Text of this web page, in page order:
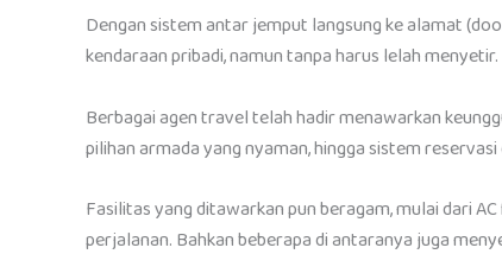
Dengan sistem antar jemput langsung ke alamat
kendaraan pribadi, namun tanpa harus lelah menyetir.
Berbagai agen travel telah hadir menawarkan
pilihan armada yang nyaman, hingga sistem
Fasilitas yang ditawarkan pun beragam, mulai dari
perjalanan. Bahkan beberapa di antaranya juga